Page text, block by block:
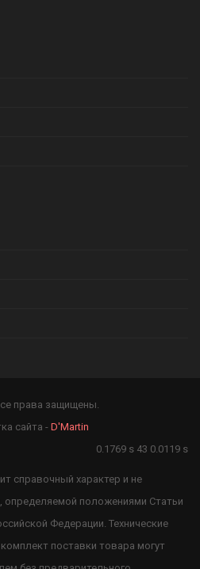
права защищены.
сайта - D'Martin
0.1769 s 43 0.0119 s
справочный характер и не
определяемой положениями Статьи
Федерации. Технические
поставки товара могут